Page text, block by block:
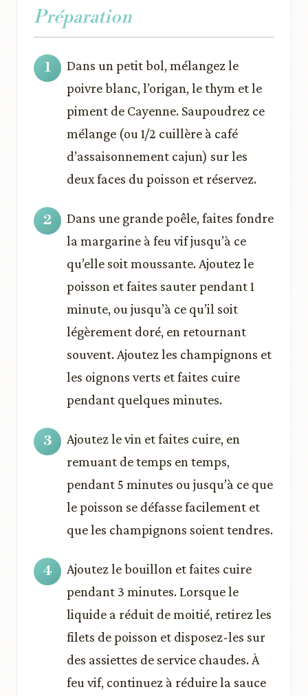
Préparation
Dans un petit bol, mélangez le
poivre blanc, l’origan, le thym et le
piment de Cayenne. Saupoudrez ce
mélange (ou 1/2 cuillère à café
d’assaisonnement cajun) sur les
deux faces du poisson et réservez.
Dans une grande poêle, faites fondre
la margarine à feu vif jusqu’à ce
qu’elle soit moussante. Ajoutez le
poisson et faites sauter pendant 1
minute, ou jusqu’à ce qu’il soit
légèrement doré, en retournant
souvent. Ajoutez les champignons et
les oignons verts et faites cuire
pendant quelques minutes.
Ajoutez le vin et faites cuire, en
remuant de temps en temps,
pendant 5 minutes ou jusqu’à ce que
le poisson se défasse facilement et
que les champignons soient tendres.
Ajoutez le bouillon et faites cuire
pendant 3 minutes. Lorsque le
liquide a réduit de moitié, retirez les
filets de poisson et disposez-les sur
des assiettes de service chaudes. À
feu vif, continuez à réduire la sauce